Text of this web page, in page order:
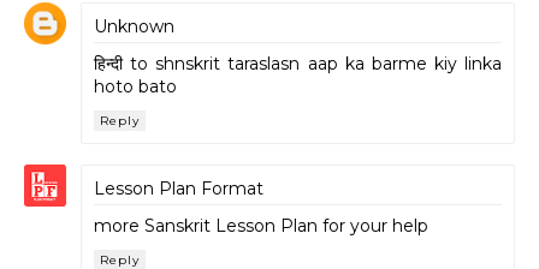
Unknown
हिन्दी to shnskrit taraslasn aap ka barme kiy linka
hoto bato
Reply
Lesson Plan Format
more Sanskrit Lesson Plan for your help
Reply